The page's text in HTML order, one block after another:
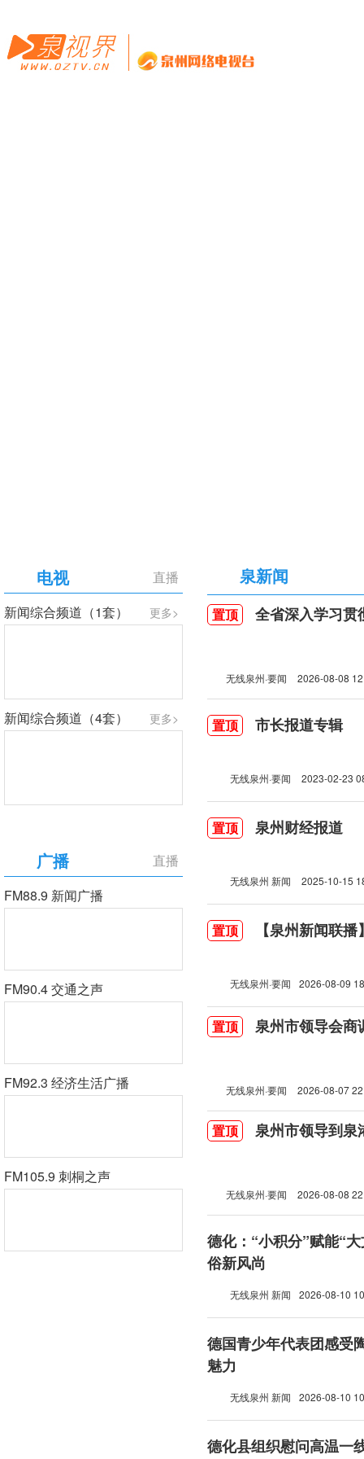
直播
电视
更多>
新闻综合频道（1套）
更多>
新闻综合频道（4套）
直播
广播
FM88.9 新闻广播
FM90.4 交通之声
FM92.3 经济生活广播
FM105.9 刺桐之声
泉新闻
置顶 全省深入学习贯彻习
无线泉州·要闻 2026-08-08
置顶 市长报道专辑
无线泉州·要闻 2023-02-23
置顶 泉州财经报道
无线泉州 新闻 2025-10-15
置顶 【泉州新闻联
无线泉州·要闻 2026-08-09
置顶 泉州市领导会商
无线泉州·要闻 2026-08-07
置顶 泉州市领导到泉
无线泉州·要闻 2026-08-08
德化：“小积分”赋能“
俗新风尚
无线泉州 新闻 2026-08-10
德国青少年代表团感受
魅力
无线泉州 新闻 2026-08-10
德化县组织慰问高温一